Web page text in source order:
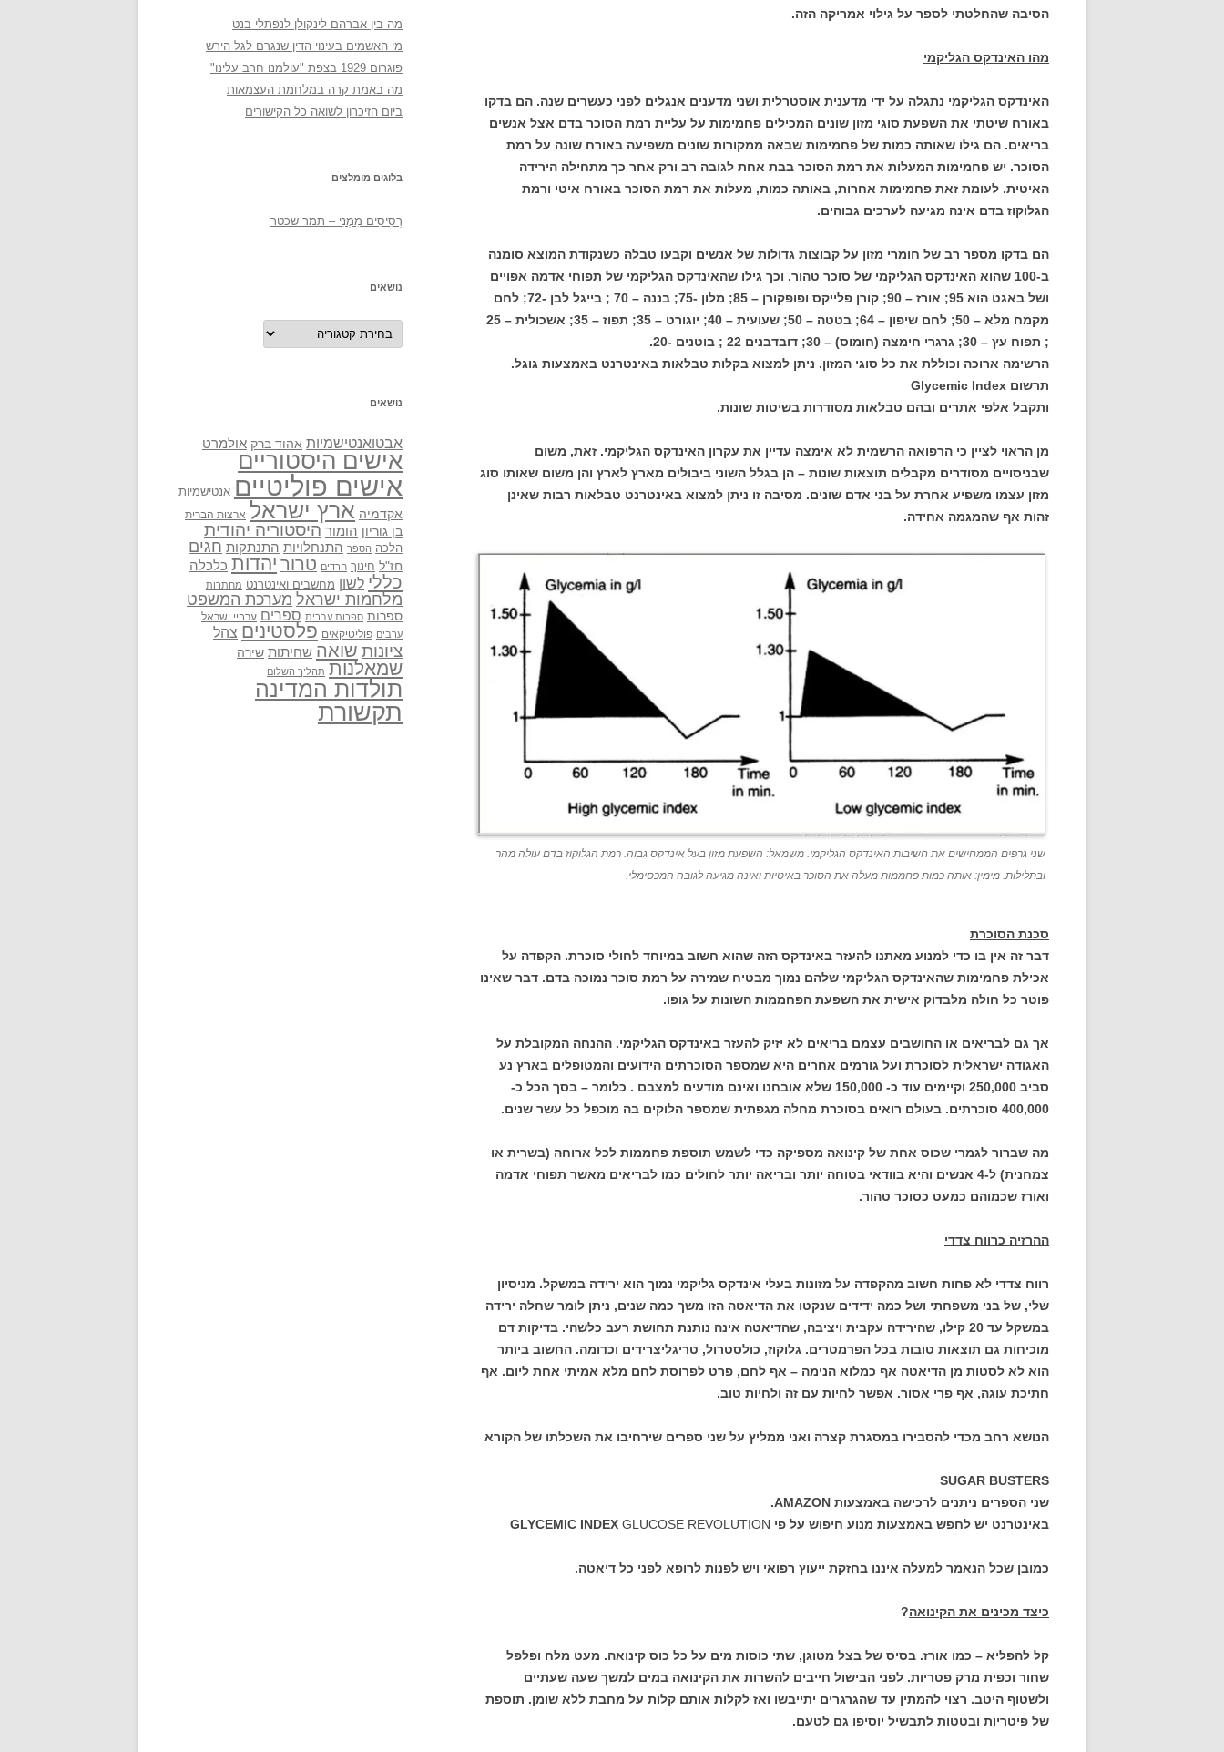
הסיבה שהחלטתי לספר על גילוי אמריקה הזה.
מהו האינדקס הגליקמי
האינדקס הגליקמי נתגלה על ידי מדענית אוסטרלית ושני מדענים אנגלים לפני כעשרים שנה. הם בדקו
באורח שיטתי את השפעת סוגי מזון שונים המכילים פחמימות על עליית רמת הסוכר בדם אצל אנשים
בריאים. הם גילו שאותה כמות של פחמימות שבאה ממקורות שונים משפיעה באורח שונה על רמת
הסוכר. יש פחמימות המעלות את רמת הסוכר בבת אחת לגובה רב ורק אחר כך מתחילה הירידה
האיטית. לעומת זאת פחמימות אחרות, באותה כמות, מעלות את רמת הסוכר באורח איטי ורמת
הגלוקוז בדם אינה מגיעה לערכים גבוהים.
הם בדקו מספר רב של חומרי מזון על קבוצות גדולות של אנשים וקבעו טבלה כשנקודת המוצא סומנה
ב-100 שהוא האינדקס הגליקמי של סוכר טהור. וכך גילו שהאינדקס הגליקמי של תפוחי אדמה אפויים
ושל באגט הוא 95; אורז – 90; קורן פלייקס ופופקורן – 85; מלון -75; בננה – 70 ; בייגל לבן -72; לחם
מקמח מלא – 50; לחם שיפון – 64; בטטה – 50; שעועית – 40; יוגורט – 35; תפוז – 35; אשכולית – 25
; תפוח עץ – 30; גרגרי חימצה (חומוס) – 30; דובדבנים 22 ; בוטנים -20.
הרשימה ארוכה וכוללת את כל סוגי המזון. ניתן למצוא בקלות טבלאות באינטרנט באמצעות גוגל.
תרשום Glycemic Index
ותקבל אלפי אתרים ובהם טבלאות מסודרות בשיטות שונות.
מן הראוי לציין כי הרפואה הרשמית לא אימצה עדיין את עקרון האינדקס הגליקמי. זאת, משום
שבניסויים מסודרים מקבלים תוצאות שונות – הן בגלל השוני ביבולים מארץ לארץ והן משום שאותו סוג
מזון עצמו משפיע אחרת על בני אדם שונים. מסיבה זו ניתן למצוא באינטרנט טבלאות רבות שאינן
זהות אף שהמגמה אחידה.
שני גרפים הממחישים את חשיבות האינדקס הגליקמי. משמאל: השפעת מזון בעל אינדקס גבוה. רמת הגלוקוז בדם עולה מהר
ובתלילות. מימין: אותה כמות פחממות מעלה את הסוכר באיטיות ואינה מגיעה לגובה המכסימלי.
סכנת הסוכרת
דבר זה אין בו כדי למנוע מאתנו להעזר באינדקס הזה שהוא חשוב במיוחד לחולי סוכרת. הקפדה על
אכילת פחמימות שהאינדקס הגליקמי שלהם נמוך מבטיח שמירה על רמת סוכר נמוכה בדם. דבר שאינו
פוטר כל חולה מלבדוק אישית את השפעת הפחממות השונות על גופו.
אך גם לבריאים או החושבים עצמם בריאים לא יזיק להעזר באינדקס הגליקמי. ההנחה המקובלת על
האגודה ישראלית לסוכרת ועל גורמים אחרים היא שמספר הסוכרתים הידועים והמטופלים בארץ נע
סביב 250,000 וקיימים עוד כ- 150,000 שלא אובחנו ואינם מודעים למצבם . כלומר – בסך הכל כ-
400,000 סוכרתים. בעולם רואים בסוכרת מחלה מגפתית שמספר הלוקים בה מוכפל כל עשר שנים.
מה שברור לגמרי שכוס אחת של קינואה מספיקה כדי לשמש תוספת פחממות לכל ארוחה (בשרית או
צמחנית) ל-4 אנשים והיא בוודאי בטוחה יותר ובריאה יותר לחולים כמו לבריאים מאשר תפוחי אדמה
ואורז שכמוהם כמעט כסוכר טהור.
ההרזיה כרווח צדדי
רווח צדדי לא פחות חשוב מהקפדה על מזונות בעלי אינדקס גליקמי נמוך הוא ירידה במשקל. מניסיון
שלי, של בני משפחתי ושל כמה ידידים שנקטו את הדיאטה הזו משך כמה שנים, ניתן לומר שחלה ירידה
במשקל עד 20 קילו, שהירידה עקבית ויציבה, שהדיאטה אינה נותנת תחושת רעב כלשהי. בדיקות דם
מוכיחות גם תוצאות טובות בכל הפרמטרים. גלוקוז, כולסטרול, טריגליצרידים וכדומה. החשוב ביותר
הוא לא לסטות מן הדיאטה אף כמלוא הנימה – אף לחם, פרט לפרוסת לחם מלא אמיתי אחת ליום. אף
חתיכת עוגה, אף פרי אסור. אפשר לחיות עם זה ולחיות טוב.
הנושא רחב מכדי להסבירו במסגרת קצרה ואני ממליץ על שני ספרים שירחיבו את השכלתו של הקורא
SUGAR BUSTERS
שני הספרים ניתנים לרכישה באמצעות AMAZON.
באינטרנט יש לחפש באמצעות מנוע חיפוש על פי GLYCEMIC INDEX GLUCOSE REVOLUTION
כמובן שכל הנאמר למעלה איננו בחזקת ייעוץ רפואי ויש לפנות לרופא לפני כל דיאטה.
כיצד מכינים את הקינואה?
קל להפליא – כמו אורז. בסיס של בצל מטוגן, שתי כוסות מים על כל כוס קינואה. מעט מלח ופלפל
שחור וכפית מרק פטריות. לפני הבישול חייבים להשרות את הקינואה במים למשך שעה שעתיים
ולשטוף היטב. רצוי להמתין עד שהגרגרים יתייבשו ואז לקלות אותם קלות על מחבת ללא שומן. תוספת
של פיטריות ובטטות לתבשיל יוסיפו גם לטעם.
מה בין אברהם לינקולן לנפתלי בנט
מי האשמים בעינוי הדין שנגרם לגל הירש
פוגרום 1929 בצפת "עולמנו חרב עלינו"
מה באמת קרה במלחמת העצמאות
ביום הזיכרון לשואה כל הקישורים
בלוגים מומלצים
רְסִיסִים מִמֶנִי – תמר שכטר
נושאים
נושאים
נושאים
אבטואנטישמיות אהוד ברק אולמרט
אישים היסטוריים
אישים פוליטיים אנטישמיות
אקדמיה ארץ ישראל ארצות הברית
בן גוריון הומור היסטוריה יהודית
הלכה הספר התנחלויות התנתקות חגים
חז"ל חינוך חרדים טרור יהדות כלכלה
כללי לשון מחשבים ואינטרנט מחתרות
מלחמות ישראל מערכת המשפט
ספרות ספרות עברית ספרים ערביי ישראל
ערבים פוליטיקאים פלסטינים צהל
ציונות שואה שחיתות שירה
שמאלנות תהליך השלום
תולדות המדינה
תקשורת